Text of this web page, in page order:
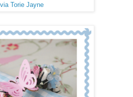
via Torie Jayne